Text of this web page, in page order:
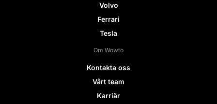
Volvo
Ferrari
Tesla
Om Wowto
Kontakta oss
Vårt team
Karriär